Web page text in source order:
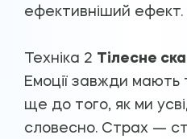
ефективніший ефект.
Техніка 2 Тілесне
Емоції завжди мають
ще до того, як ми
словесно. Страх —